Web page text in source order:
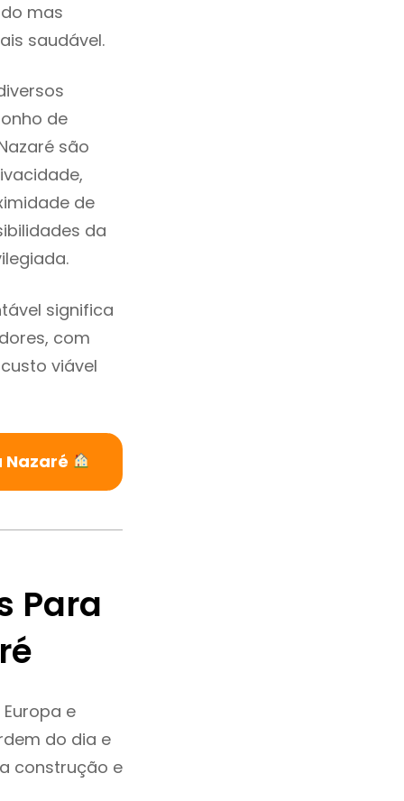
mas
saudável.
de
são
de
da
significa
com
viável
Nazaré
Para
e
do dia e
construção e